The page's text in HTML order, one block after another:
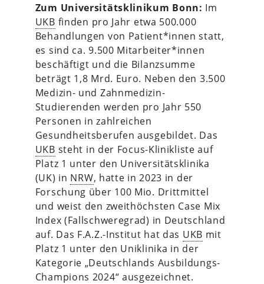
Zum Universitätsklinikum Bonn: Im
UKB finden pro Jahr etwa 500.000
Behandlungen von Patient*innen statt,
es sind ca. 9.500 Mitarbeiter*innen
beschäftigt und die Bilanzsumme
beträgt 1,8 Mrd. Euro. Neben den 3.500
Medizin- und Zahnmedizin-
Studierenden werden pro Jahr 550
Personen in zahlreichen
Gesundheitsberufen ausgebildet. Das
UKB steht in der Focus-Klinikliste auf
Platz 1 unter den Universitätsklinika
(UK) in NRW, hatte in 2023 in der
Forschung über 100 Mio. Drittmittel
und weist den zweithöchsten Case Mix
Index (Fallschweregrad) in Deutschland
auf. Das F.A.Z.-Institut hat das UKB mit
Platz 1 unter den Uniklinika in der
Kategorie „Deutschlands Ausbildungs-
Champions 2024“ ausgezeichnet.